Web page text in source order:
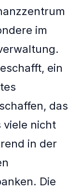
im
ein
das
viele nicht
in der
Die